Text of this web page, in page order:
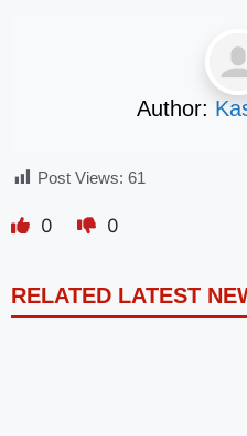
Author:
Post Views: 61
0 0
RELATED LATEST